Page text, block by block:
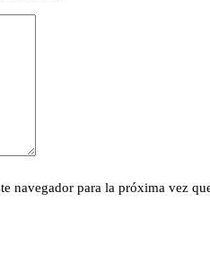
navegador para la próxima vez